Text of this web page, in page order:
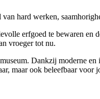
hard werken,
erfgoed te bewaren en
vroeger tot nu.
Dankzij moderne
maar ook beleefbaar voor